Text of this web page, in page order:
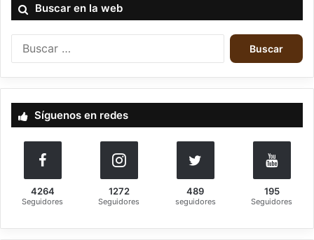
Buscar en la web
:
Síguenos en redes
4264
Seguidores
1272
Seguidores
489
seguidores
195
Seguidores